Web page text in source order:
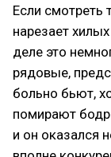
Если смотреть
нарезает
деле это
рядовые,
больно бьют,
помирают
и он оказался